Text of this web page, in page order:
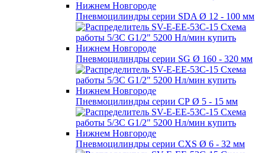
Пневмоцилиндры серии SDA Ø 12 - 100 мм
Пневмоцилиндры серии SG Ø 160 - 320 мм
Пневмоцилиндры серии СР Ø 5 - 15 мм
Пневмоцилиндры серии CXS Ø 6 - 32 мм